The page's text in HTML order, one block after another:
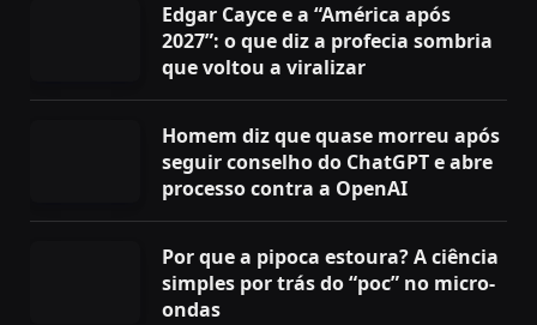
Edgar Cayce e a “América após
2027”: o que diz a profecia sombria
que voltou a viralizar
Homem diz que quase morreu após
seguir conselho do ChatGPT e abre
processo contra a OpenAI
Por que a pipoca estoura? A ciência
simples por trás do “poc” no micro-
ondas